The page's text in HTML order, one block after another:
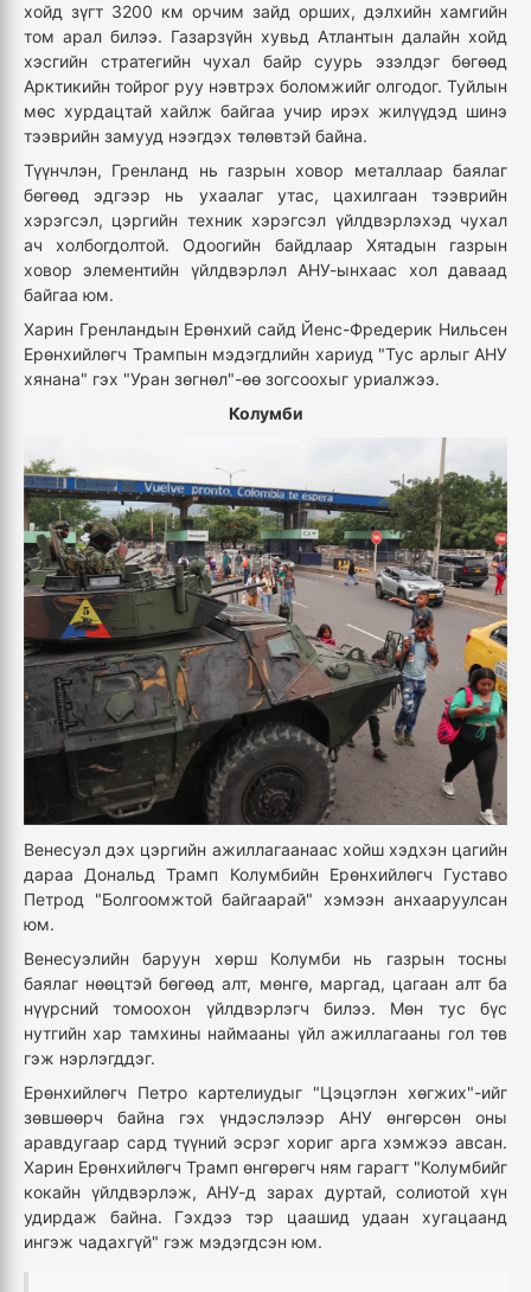
хойд зүгт 3200 км орчим зайд орших, дэлхийн хамгийн
том арал билээ. Газарзүйн хувьд Атлантын далайн хойд
хэсгийн стратегийн чухал байр суурь эзэлдэг бөгөөд
Арктикийн тойрог руу нэвтрэх боломжийг олгодог. Туйлын
мөс хурдацтай хайлж байгаа учир ирэх жилүүдэд шинэ
тээврийн замууд нээгдэх төлөвтэй байна.
Түүнчлэн, Гренланд нь газрын ховор металлаар баялаг
бөгөөд эдгээр нь ухаалаг утас, цахилгаан тээврийн
хэрэгсэл, цэргийн техник хэрэгсэл үйлдвэрлэхэд чухал
ач холбогдолтой. Одоогийн байдлаар Хятадын газрын
ховор элементийн үйлдвэрлэл АНУ-ынхаас хол даваад
байгаа юм.
Харин Гренландын Ерөнхий сайд Йенс-Фредерик Нильсен
Ерөнхийлөгч Трампын мэдэгдлийн хариуд "Тус арлыг АНУ
хянана" гэх "Уран зөгнөл"-өө зогсоохыг уриалжээ.
Колумби
Венесуэл дэх цэргийн ажиллагаанаас хойш хэдхэн цагийн
дараа Дональд Трамп Колумбийн Ерөнхийлөгч Густаво
Петрод "Болгоомжтой байгаарай" хэмээн анхааруулсан
юм.
Венесуэлийн баруун хөрш Колумби нь газрын тосны
баялаг нөөцтэй бөгөөд алт, мөнгө, маргад, цагаан алт ба
нүүрсний томоохон үйлдвэрлэгч билээ. Мөн тус бүс
нутгийн хар тамхины наймааны үйл ажиллагааны гол төв
гэж нэрлэгддэг.
Ерөнхийлөгч Петро картелиудыг "Цэцэглэн хөгжих"-ийг
зөвшөөрч байна гэх үндэслэлээр АНУ өнгөрсөн оны
аравдугаар сард түүний эсрэг хориг арга хэмжээ авсан.
Харин Ерөнхийлөгч Трамп өнгөрөгч ням гарагт "Колумбийг
кокайн үйлдвэрлэж, АНУ-д зарах дуртай, солиотой хүн
удирдаж байна. Гэхдээ тэр цаашид удаан хугацаанд
ингэж чадахгүй" гэж мэдэгдсэн юм.